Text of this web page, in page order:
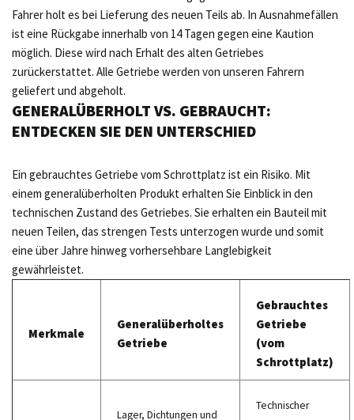
Fahrer holt es bei Lieferung des neuen Teils ab. In Ausnahmefällen
ist eine Rückgabe innerhalb von 14 Tagen gegen eine Kaution
möglich. Diese wird nach Erhalt des alten Getriebes
zurückerstattet. Alle Getriebe werden von unseren Fahrern
geliefert und abgeholt.
GENERALÜBERHOLT VS. GEBRAUCHT:
ENTDECKEN SIE DEN UNTERSCHIED
Ein gebrauchtes Getriebe vom Schrottplatz ist ein Risiko. Mit
einem generalüberholten Produkt erhalten Sie Einblick in den
technischen Zustand des Getriebes. Sie erhalten ein Bauteil mit
neuen Teilen, das strengen Tests unterzogen wurde und somit
eine über Jahre hinweg vorhersehbare Langlebigkeit
gewährleistet.
Merkmale
Generalüberholtes
Getriebe
Gebrauchtes
Getriebe
(vom
Schrottplatz)
Lager, Dichtungen und
Technischer